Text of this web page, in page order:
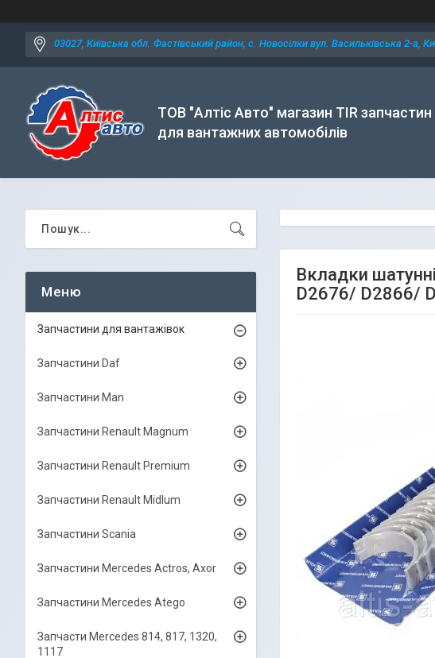
03027, Київська обл. Фастівський район, с. Новосілки вул. Васильківська 2-а,
ТОВ "Алтіс Авто" магазин TIR запчастин
для вантажних автомобілів
Вкладки
D2676/ D2866/
Запчастини для вантажівок
Запчастини Daf
Запчастини Man
Запчастини Renault Magnum
Запчастини Renault Premium
Запчастини Renault Midlum
Запчастини Scania
Запчастини Mercedes Actros, Axor
Запчастини Mercedes Atego
Запчасти Mercedes 814, 817, 1320,
1117